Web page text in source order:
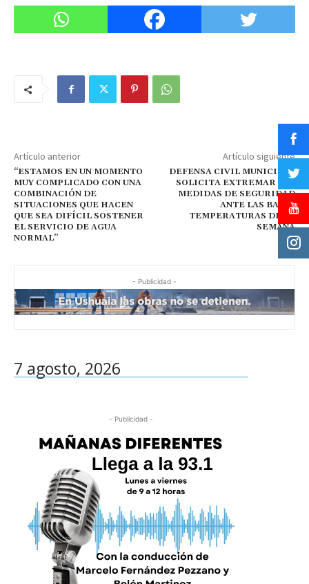
Artículo anterior
“ESTAMOS EN UN MOMENTO
MUY COMPLICADO CON UNA
COMBINACIÓN DE
SITUACIONES QUE HACEN
QUE SEA DIFÍCIL SOSTENER
EL SERVICIO DE AGUA
NORMAL”
Artículo siguiente
DEFENSA CIVIL MUNICIPAL
SOLICITA EXTREMAR LAS
MEDIDAS DE SEGURIDAD
ANTE LAS BAJAS
TEMPERATURAS DE LA
SEMANA
- Publicidad -
7 agosto, 2026
- Publicidad -